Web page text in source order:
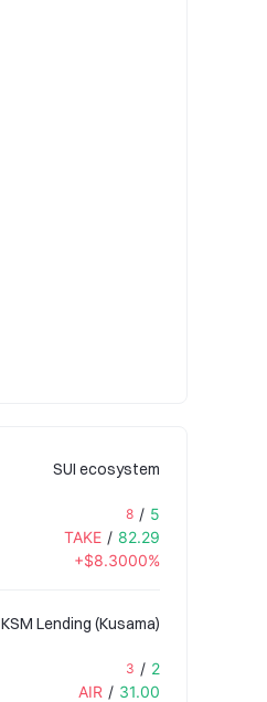
SUI ecosystem
8 / 5
TAKE / 82.29
+$8.3000%
KSM Lending (Kusama)
3 / 2
AIR / 31.00